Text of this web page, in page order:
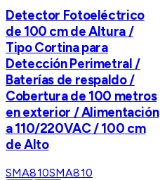
Detector Fotoeléctrico
de 100 cm de Altura /
Tipo Cortina para
Detección Perimetral /
Baterías de respaldo /
Cobertura de 100 metros
en exterior / Alimentación
a 110/220VAC / 100 cm
de Alto
SMA810SMA810